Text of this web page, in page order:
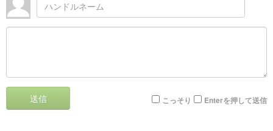
送信 こっそり Enterを押して送信